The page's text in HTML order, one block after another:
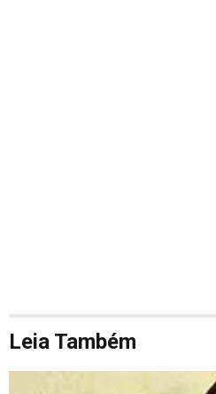
Leia Também